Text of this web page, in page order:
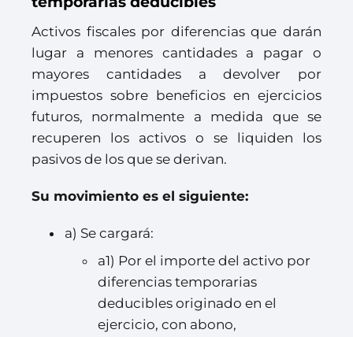
Activos fiscales por diferencias que darán
lugar a menores cantidades a pagar o
mayores cantidades a devolver por
impuestos sobre beneficios en ejercicios
futuros, normalmente a medida que se
recuperen los activos o se liquiden los
pasivos de los que se derivan.
Su movimiento es el siguiente:
a) Se cargará:
a1) Por el importe del activo por
diferencias temporarias
deducibles originado en el
ejercicio, con abono,